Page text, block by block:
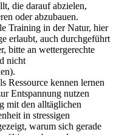
die darauf abzielen,
oder abzubauen.
Training in der Natur, hier
erlaubt, auch durchgeführt
bitte an wettergerechte
nicht
Ressource kennen lernen
Entspannung nutzen
mit den alltäglichen
in stressigen
warum sich gerade